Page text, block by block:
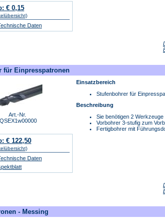
€ 0,15
Daten
für Einpresspatronen
Art.-Nr.
€ 122,50
Daten
Einsatzbereich
Stufenbohrer für
Beschreibung
Sie benötigen 2
Vorbohrer 3-stufig zum
Fertigbohrer mit
- Messing